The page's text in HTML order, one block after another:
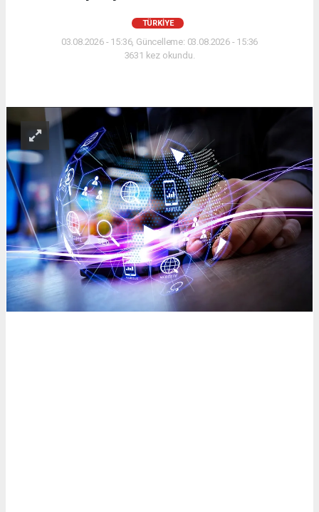
TÜRKİYE
03.08.2026 - 15:36, Güncelleme: 03.08.2026 - 15:36
3631 kez okundu.